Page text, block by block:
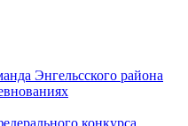
Энгельсского района
конкурса,